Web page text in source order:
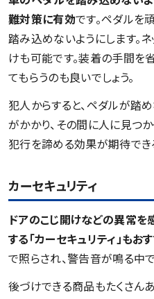
難対策に有効です。ペダルを
踏み込めないようにします。
けも可能です。装着の手間を
てもらうのも良いでしょう。
犯人からすると、ペダルが踏
がかかり、その間に人に見つ
犯行を諦める効果が期待でき
カーセキュリティ
ドアのこじ開けなどの異常を
する「カーセキュリティ」もお
で照らされ、警告音が鳴る中
後づけできる商品もたくさん